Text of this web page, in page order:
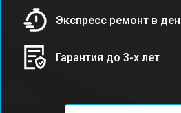
Экспресс ремонт в
Гарантия до 3-х лет